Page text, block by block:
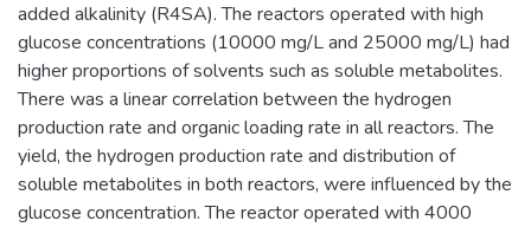
added alkalinity (R4SA). The reactors operated with high
glucose concentrations (10000 mg/L and 25000 mg/L) had
higher proportions of solvents such as soluble metabolites.
There was a linear correlation between the hydrogen
production rate and organic loading rate in all reactors. The
yield, the hydrogen production rate and distribution of
soluble metabolites in both reactors, were influenced by the
glucose concentration. The reactor operated with 4000